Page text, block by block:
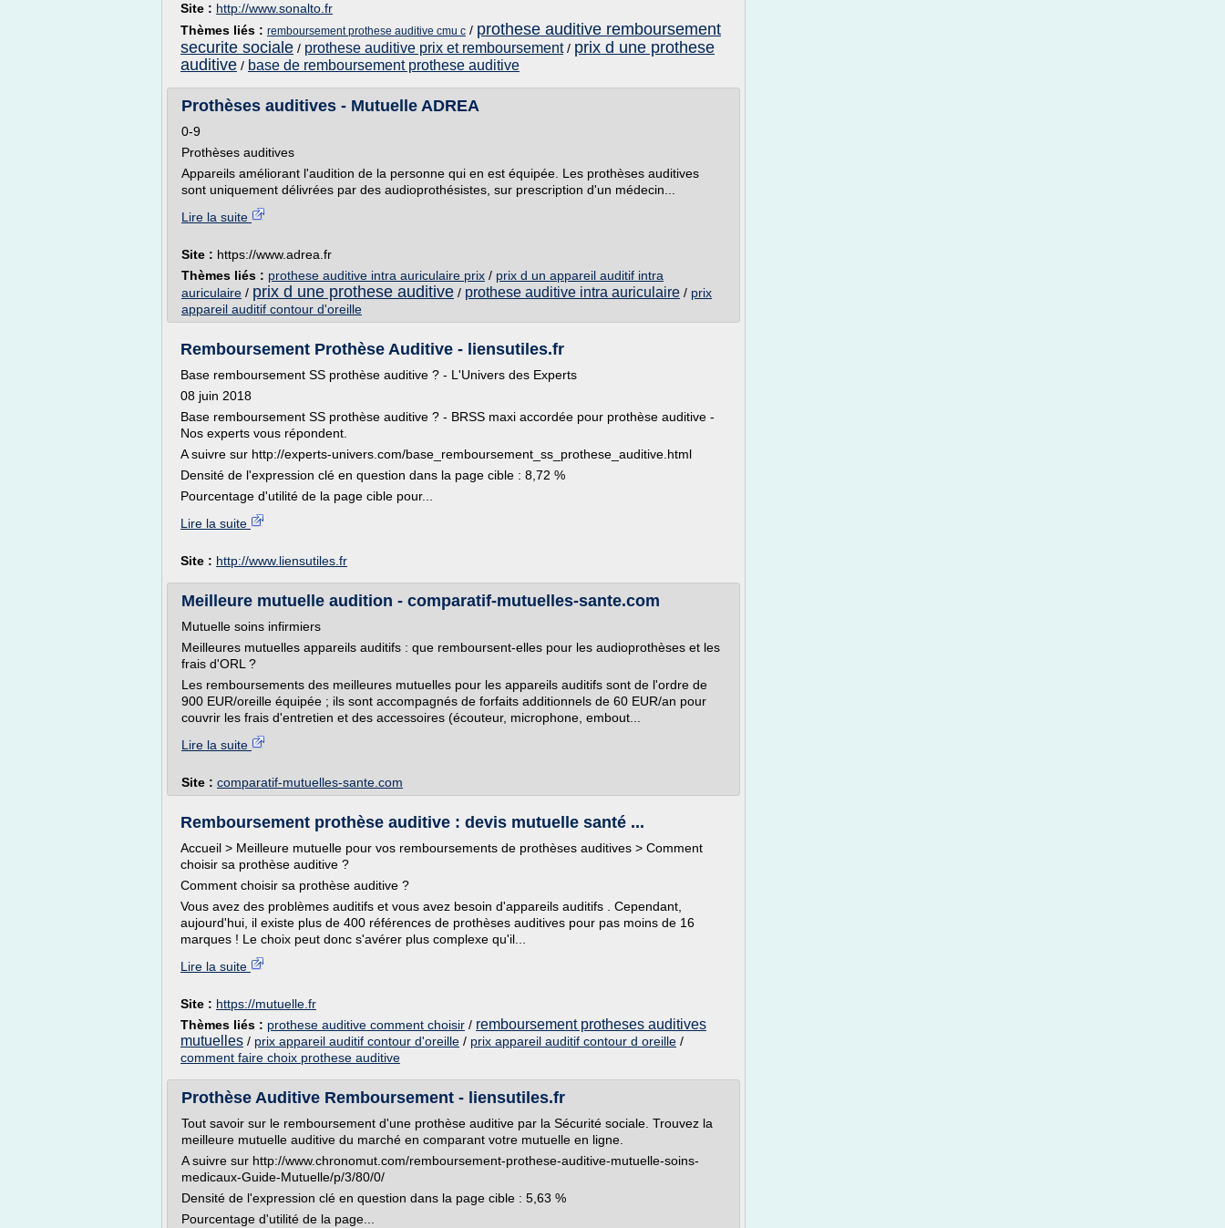
Site : http://www.sonalto.fr
Thèmes liés : remboursement prothese auditive cmu c / prothese auditive remboursement
securite sociale / prothese auditive prix et remboursement/ prix d une prothese
auditive / base de remboursement prothese auditive
Prothèses auditives - Mutuelle ADREA
0-9
Prothèses auditives
Appareils améliorant l'audition de la personne qui en est équipée. Les prothèses auditives
sont uniquement délivrées par des audioprothésistes, sur prescription d'un médecin...
Lire la suite
Site : https://www.adrea.fr
Thèmes liés : prothese auditive intra auriculaire prix / prix d un appareil auditif intra
auriculaire / prix d une prothese auditive / prothese auditive intra auriculaire / prix
appareil auditif contour d'oreille
Remboursement Prothèse Auditive - liensutiles.fr
Base remboursement SS prothèse auditive ? - L'Univers des Experts
08 juin 2018
Base remboursement SS prothèse auditive ? - BRSS maxi accordée pour prothèse auditive -
Nos experts vous répondent.
A suivre sur http://experts-univers.com/base_remboursement_ss_prothese_auditive.html
Densité de l'expression clé en question dans la page cible : 8,72 %
Pourcentage d'utilité de la page cible pour...
Lire la suite
Site : http://www.liensutiles.fr
Meilleure mutuelle audition - comparatif-mutuelles-sante.com
Mutuelle soins infirmiers
Meilleures mutuelles appareils auditifs : que remboursent-elles pour les audioprothèses et les
frais d'ORL ?
Les remboursements des meilleures mutuelles pour les appareils auditifs sont de l'ordre de
900 EUR/oreille équipée ; ils sont accompagnés de forfaits additionnels de 60 EUR/an pour
couvrir les frais d'entretien et des accessoires (écouteur, microphone, embout...
Lire la suite
Site : comparatif-mutuelles-sante.com
Remboursement prothèse auditive : devis mutuelle santé ...
Accueil > Meilleure mutuelle pour vos remboursements de prothèses auditives > Comment
choisir sa prothèse auditive ?
Comment choisir sa prothèse auditive ?
Vous avez des problèmes auditifs et vous avez besoin d'appareils auditifs . Cependant,
aujourd'hui, il existe plus de 400 références de prothèses auditives pour pas moins de 16
marques ! Le choix peut donc s'avérer plus complexe qu'il...
Lire la suite
Site : https://mutuelle.fr
Thèmes liés : prothese auditive comment choisir / remboursement protheses auditives
mutuelles / prix appareil auditif contour d'oreille / prix appareil auditif contour d oreille /
comment faire choix prothese auditive
Prothèse Auditive Remboursement - liensutiles.fr
Tout savoir sur le remboursement d'une prothèse auditive par la Sécurité sociale. Trouvez la
meilleure mutuelle auditive du marché en comparant votre mutuelle en ligne.
A suivre sur http://www.chronomut.com/remboursement-prothese-auditive-mutuelle-soins-
medicaux-Guide-Mutuelle/p/3/80/0/
Densité de l'expression clé en question dans la page cible : 5,63 %
Pourcentage d'utilité de la page...